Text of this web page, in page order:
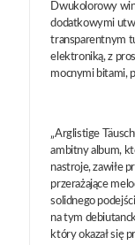
Dwukolorowy
dodatkowymi
transparentnym
elektroniką, z
mocnymi bitami,
„Arglistige
ambitny album,
nastroje, zawiłe
przerażające
solidnego
na tym
który okazał się